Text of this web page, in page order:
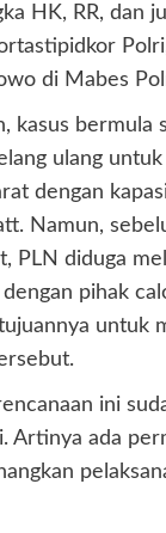
HK, RR, dan
di Mabes
kasus bermula
ulang
dengan
Namun,
PLN diduga
pihak
untuk
ini
Artinya ada